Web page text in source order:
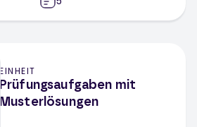
EINHEIT
Prüfungsaufgaben mit
Musterlösungen